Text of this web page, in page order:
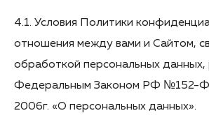
4.1. Условия Политики
отношения между вами и Сайтом,
обработкой персональных данных,
Федеральным Законом РФ №152-
2006г. «О персональных данных».